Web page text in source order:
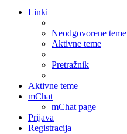
Linki
Neodgovorene teme
Aktivne teme
Pretražnik
Aktivne teme
mChat
mChat page
Prijava
Registracija